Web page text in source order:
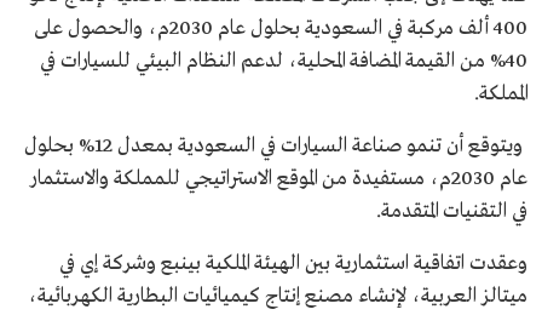
400 ألف مركبة في السعودية بحلول عام 2030م، والحصول على
40% من القيمة المضافة المحلية، لدعم النظام البيئي للسيارات في
المملكة.
ويتوقع أن تنمو صناعة السيارات في السعودية بمعدل 12% بحلول
عام 2030م، مستفيدة من الموقع الاستراتيجي للمملكة والاستثمار
في التقنيات المتقدمة.
وعقدت اتفاقية استثمارية بين الهيئة الملكية بينبع وشركة إي في
ميتالز العربية، لإنشاء مصنع إنتاج كيميائيات البطارية الكهربائية،